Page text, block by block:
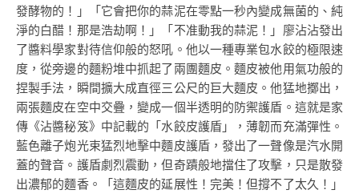
發酵物的！」「它會把你的蒜泥在零點一秒內變成無菌的、純
淨的白醋！那是浩劫啊！」「不准動我的蒜泥！」廖沾沾發出
了醬料學家對待信仰般的怒吼。他以一種專業包水餃的極限速
度，從旁邊的麵粉堆中抓起了兩團麵皮。麵皮被他用氣功般的
捏製手法，瞬間擴大成直徑三公尺的巨大麵皮。他猛地擲出，
兩張麵皮在空中交疊，變成一個半透明的防禦護盾。這就是家
傳《沾醬秘笈》中記載的「水餃皮護盾」，薄韌而充滿彈性。
藍色離子炮光束猛烈地擊中麵皮護盾，發出了一聲像是汽水開
蓋的聲音。護盾劇烈震動，但奇蹟般地擋住了攻擊，只是散發
出濃郁的麵香。「這麵皮的延展性！完美！但撐不了太久！」